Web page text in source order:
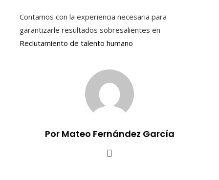
Contamos con la experiencia necesaria para
garantizarle resultados sobresalientes en
Reclutamiento de talento humano
Por Mateo Fernández García